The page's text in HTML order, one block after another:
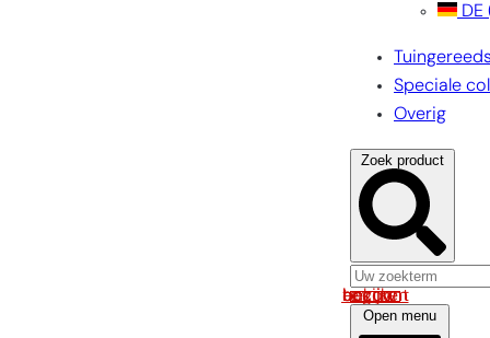
DE
Speciale
Overig
Zoek product
Log in om uw account te bekijken
Open menu